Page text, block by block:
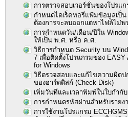
การตรวจสอบเวอร์ชั่นของโปรแก
กำหนดไดเร็คทอรี่แฟ้มข้อมูลเป็น
ต้องการจะลบออกแต่หาไฟล์ไม่พ
การกำหนดวัน/เดือน/ปีใน
ให้เป็น พ.ศ. หรือ ค.ศ.
วิธีการกำหนด Security บน
7 เพื่อติดตั้งโปรแกรมของ EASY-
for Windows
วิธีตรวจสอบและแก้ไขความผิดป
ของฮาร์ดดิสก์ (Check Disk)
เพิ่มวันที่และเวลาพิมพ์ในใบกำกับ
การกำหนดรหัสผ่านสำหรับรายง
การใช้งานโปรแกรม